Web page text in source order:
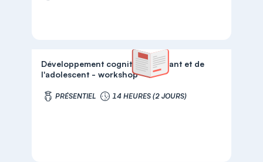
Développement cognitif de l'enfant et de
l'adolescent - workshop
PRÉSENTIEL 14 HEURES (2 JOURS)